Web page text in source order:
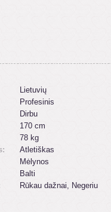
Lietuvių
Profesinis
Dirbu
170 cm
78 kg
Atletiškas
Mėlynos
Balti
Rūkau dažnai, Negeriu